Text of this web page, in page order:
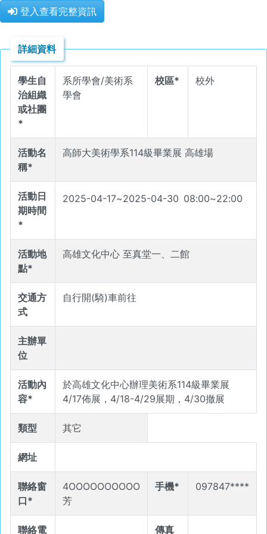
登入查看完整資訊
詳細資料
學生自
治組織
或社團
*
系所學會/美術系
學會
校區* 校外
活動名
稱*
高師大美術學系114級畢業展 高雄場
活動日
期時間
*
2025-04-17~2025-04-30 08:00~22:00
活動地
點*
高雄文化中心 至真堂一、二館
交通方
式
自行開(騎)車前往
主辦單
位
活動內
容*
於高雄文化中心辦理美術系114級畢業展
4/17佈展，4/18-4/29展期，4/30撤展
類型 其它
網址
聯絡窗
口*
4OOOOOOOOOO
芳
手機* 097847****
聯絡電 傳真